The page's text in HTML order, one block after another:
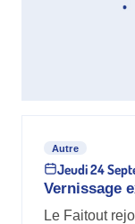
Autre
Jeudi 24
Vernissage
Le Faitout